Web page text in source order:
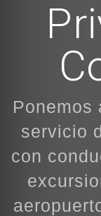
Ponemos
servicio
con